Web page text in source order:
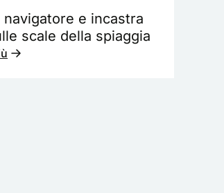
navigatore e incastra
scale della spiaggia